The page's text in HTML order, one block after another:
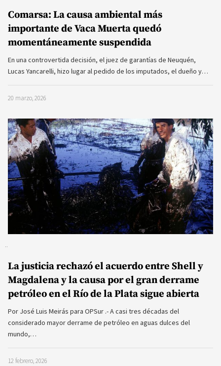
Comarsa: La causa ambiental más
importante de Vaca Muerta quedó
momentáneamente suspendida
En una controvertida decisión, el juez de garantías de Neuquén,
Lucas Yancarelli, hizo lugar al pedido de los imputados, el dueño y…
20 marzo, 2026
La justicia rechazó el acuerdo entre Shell y
Magdalena y la causa por el gran derrame
petróleo en el Río de la Plata sigue abierta
Por José Luis Meirás para OPSur .- A casi tres décadas del
considerado mayor derrame de petróleo en aguas dulces del
mundo,…
12 febrero, 2026